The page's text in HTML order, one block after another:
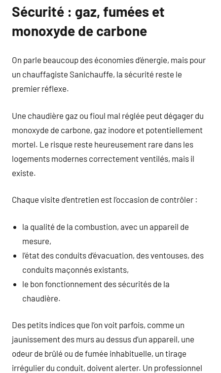
Sécurité : gaz, fumées et
monoxyde de carbone
On parle beaucoup des économies d’énergie, mais pour
un chauffagiste Sanichauffe, la sécurité reste le
premier réflexe.
Une chaudière gaz ou fioul mal réglée peut dégager du
monoxyde de carbone, gaz inodore et potentiellement
mortel. Le risque reste heureusement rare dans les
logements modernes correctement ventilés, mais il
existe.
Chaque visite d’entretien est l’occasion de contrôler :
la qualité de la combustion, avec un appareil de
mesure,
l’état des conduits d’évacuation, des ventouses, des
conduits maçonnés existants,
le bon fonctionnement des sécurités de la
chaudière.
Des petits indices que l’on voit parfois, comme un
jaunissement des murs au dessus d’un appareil, une
odeur de brûlé ou de fumée inhabituelle, un tirage
irrégulier du conduit, doivent alerter. Un professionnel